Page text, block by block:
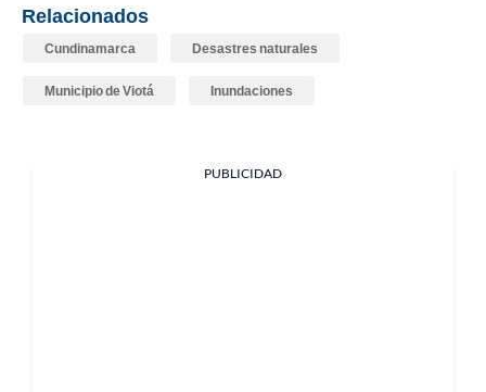
Relacionados
Cundinamarca Desastres naturales
Municipio de Viotá Inundaciones
PUBLICIDAD